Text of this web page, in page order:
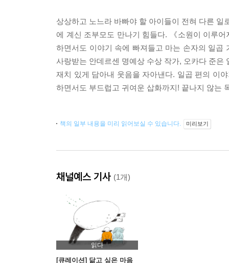
상상하고 노느라 바빠야 할 아이들이 전혀 다른
에 계신 조부모도 만나기 힘들다. 《소원이 이루
하면서도 이야기 속에 빠져들고 마는 손자의 일곱
사랑받는 안데르센 명예상 수상 작가, 오카다 준
재치 있게 담아내 웃음을 자아낸다. 일곱 편의 이
하면서도 부드럽고 귀여운 삽화까지! 끝나지 않는
책의 일부 내용을 미리 읽어보실 수 있습니다. 미리보기
채널예스 기사 (1개)
읽다
[큐레이션] 닮고 싶은 마음